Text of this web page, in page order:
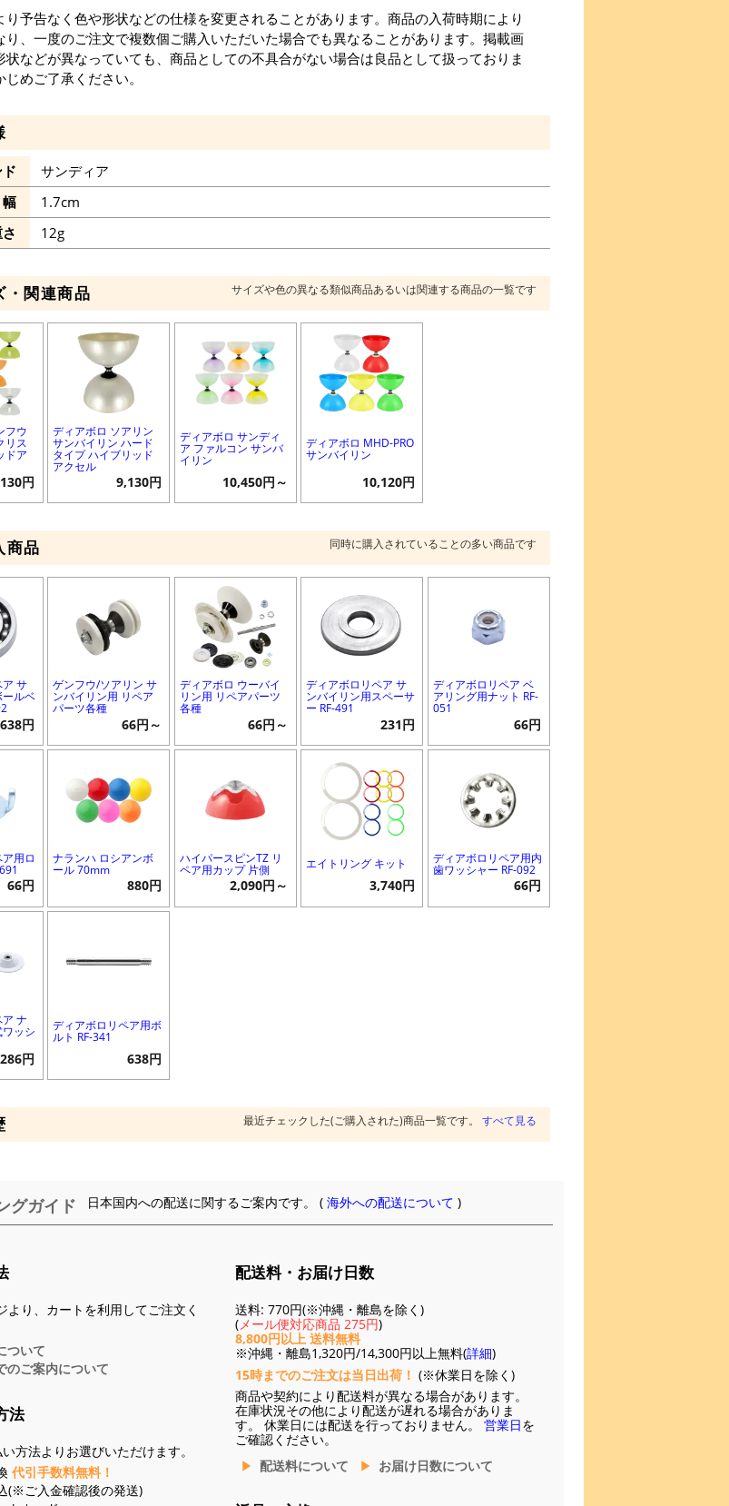
り予告なく色や形状などの仕様を変更されることがあります。商品の入荷時期により
り、一度のご注文で複数個ご購入いただいた場合でも異なることがあります。掲載画
状などが異なっていても、商品としての不具合がない場合は良品として扱っておりま
めご了承ください。
サンディア
幅
1.7cm
12g
・関連商品 サイズや色の異なる類似商品あるいは関連する商品の一覧です
フウ
リス
ドア
円
ディアボロ ソアリン
サンバイリン ハード
タイプ ハイブリッド
アクセル
9,130円
ディアボロ サンディ
ア ファルコン サンバ
イリン
10,450円～
ディアボロ MHD-PRO
サンバイリン
10,120円
商品 同時に購入されていることの多い商品です
サ
ルベ
638円
ゲンフウ/ソアリン サ
ンバイリン用 リペア
パーツ各種
66円～
ディアボロ ウーバイ
リン用 リペアパーツ
各種
66円～
ディアボロリペア サ
ンバイリン用スペーサ
ー RF-491
231円
ディアボロリペア ベ
アリング用ナット RF-
051
66円
用ロ
66円
ナランハ ロシアンボ
ール 70mm
880円
ハイパースピンTZ リ
ペア用カップ 片側
2,090円～
エイトリング キット
3,740円
ディアボロリペア用内
歯ワッシャー RF-092
66円
ナ
ッシ
286円
ディアボロリペア用ボ
ルト RF-341
638円
最近チェックした(ご購入された)商品一覧です。 すべて見る
グガイド 日本国内への配送に関するご案内です。 (海外への配送について )
より、カートを利用してご注文く
ついて
のご案内について
法
方法よりお選びいただけます。
代引手数料無料！
(※ご入金確認後の発送)
配送料・お届け日数
送料: 770円(※沖縄・離島を除く)
(メール便対応商品 275円)
8,800円以上 送料無料
※沖縄・離島1,320円/14,300円以上無料(詳細)
15時までのご注文は当日出荷！ (※休業日を除く)
商品や契約により配送料が異なる場合があります。
在庫状況その他により配送が遅れる場合がありま
す。 休業日には配送を行っておりません。 営業日を
ご確認ください。
配送料について
お届け日数について